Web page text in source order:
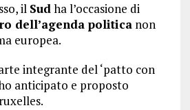
il Sudha l’occasione di
dell’agenda politicanon
europea.
integrante del ‘patto con
anticipato e proposto